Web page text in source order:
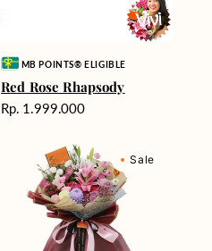
Vendor:MB POINTS® ELIGIBLE
Red Rose Rhapsody
Harga
Rp. 1.999.000
Forever
Sale